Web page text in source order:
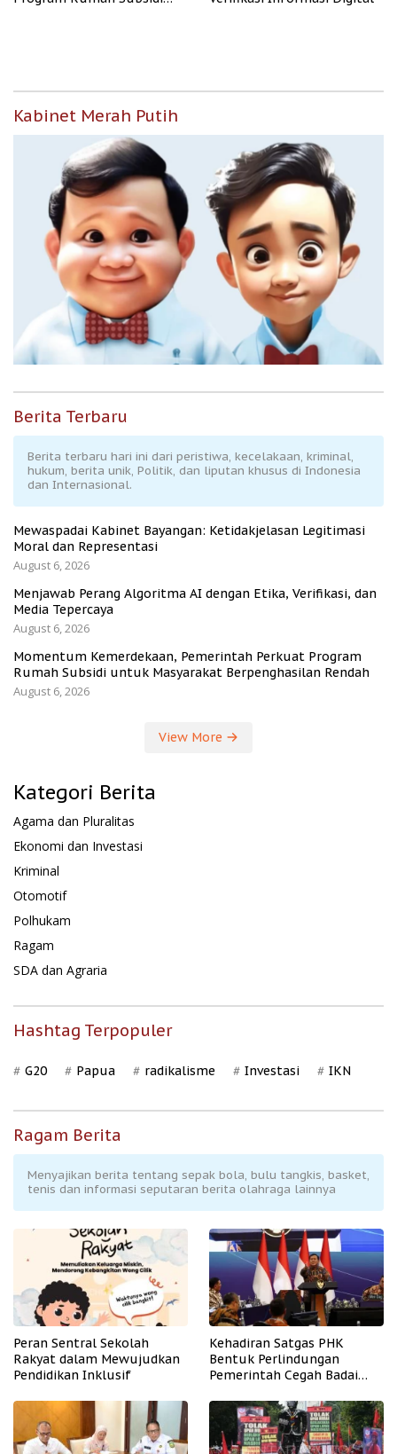
Kabinet Merah Putih
Berita Terbaru
Berita terbaru hari ini dari peristiwa, kecelakaan, kriminal,
hukum, berita unik, Politik, dan liputan khusus di Indonesia
dan Internasional.
Mewaspadai Kabinet Bayangan: Ketidakjelasan Legitimasi
Moral dan Representasi
August 6, 2026
Menjawab Perang Algoritma AI dengan Etika, Verifikasi, dan
Media Tepercaya
August 6, 2026
Momentum Kemerdekaan, Pemerintah Perkuat Program
Rumah Subsidi untuk Masyarakat Berpenghasilan Rendah
August 6, 2026
View More
Kategori Berita
Agama dan Pluralitas
Ekonomi dan Investasi
Kriminal
Otomotif
Polhukam
Ragam
SDA dan Agraria
Hashtag Terpopuler
G20 Papua radikalisme Investasi IKN
Ragam Berita
Menyajikan berita tentang sepak bola, bulu tangkis, basket,
tenis dan informasi seputaran berita olahraga lainnya
Peran Sentral Sekolah
Rakyat dalam Mewujudkan
Pendidikan Inklusif
Kehadiran Satgas PHK
Bentuk Perlindungan
Pemerintah Cegah Badai